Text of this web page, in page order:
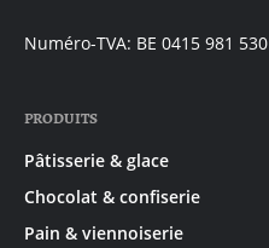
Numéro-TVA: BE 0415 981 530
PRODUITS
Pâtisserie & glace
Chocolat & confiserie
Pain & viennoiserie